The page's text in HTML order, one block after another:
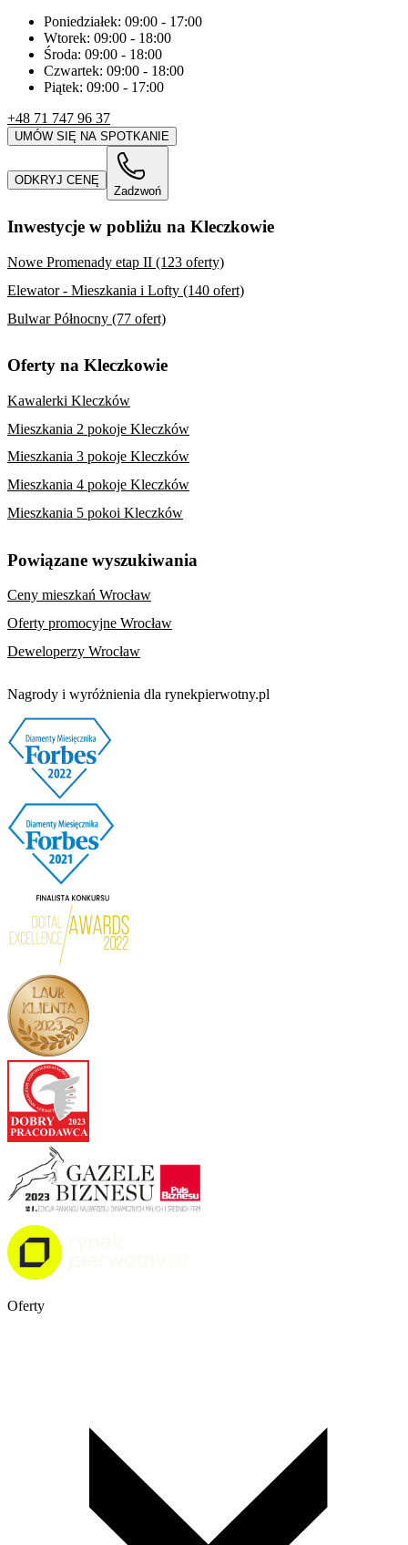
Poniedziałek: 09:00 - 17:00
Wtorek: 09:00 - 18:00
Środa: 09:00 - 18:00
Czwartek: 09:00 - 18:00
Piątek: 09:00 - 17:00
+48 71 747 96 37
UMÓW SIĘ NA SPOTKANIE
ODKRYJ CENĘ
Zadzwoń
Inwestycje w pobliżu na Kleczkowie
Nowe Promenady etap II (123 oferty)
Elewator - Mieszkania i Lofty (140 ofert)
Bulwar Północny (77 ofert)
Oferty na Kleczkowie
Kawalerki Kleczków
Mieszkania 2 pokoje Kleczków
Mieszkania 3 pokoje Kleczków
Mieszkania 4 pokoje Kleczków
Mieszkania 5 pokoi Kleczków
Powiązane wyszukiwania
Ceny mieszkań Wrocław
Oferty promocyjne Wrocław
Deweloperzy Wrocław
Nagrody i wyróżnienia dla rynekpierwotny.pl
Oferty